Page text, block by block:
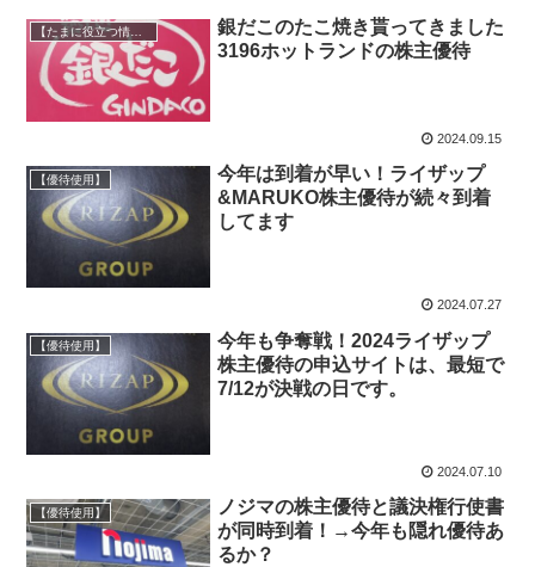
【たまに役立つ情報】
銀だこのたこ焼き貰ってきました
3196ホットランドの株主優待
2024.09.15
【優待使用】
今年は到着が早い！ライザップ
&MARUKO株主優待が続々到着
してます
2024.07.27
【優待使用】
今年も争奪戦！2024ライザップ
株主優待の申込サイトは、最短で
7/12が決戦の日です。
2024.07.10
【優待使用】
ノジマの株主優待と議決権行使書
が同時到着！→今年も隠れ優待あ
るか？